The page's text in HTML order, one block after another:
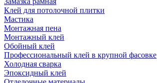
Клей для потолочной плитки
Мастика
Монтажная пена
Монтажный клей
Обойный клей
Профессиональный клей в крупной фасовке
Холодная сварка
Эпоксидный клей